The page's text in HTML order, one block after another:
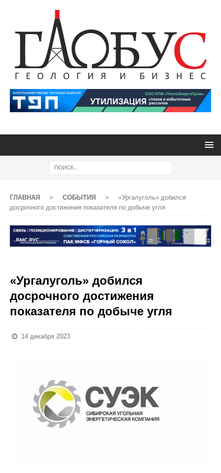
ГЛАВНАЯ > СОБЫТИЯ >
«Ургалуголь» добился
досрочного достижения показателя по добыче угля
«Ургалуголь» добился
досрочного достижения
показателя по добыче угля
14 декабря 2023